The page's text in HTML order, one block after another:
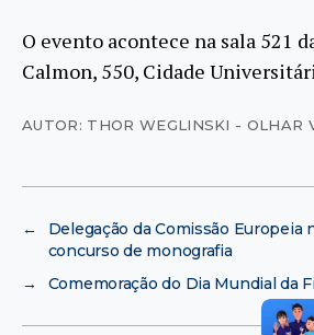
O evento acontece na sala 521
Calmon, 550, Cidade
AUTOR: THOR WEGLINSKI - OLHAR
←
Delegação da Comissão Europeia
concurso de monografia
→
Comemoração do Dia Mundial da